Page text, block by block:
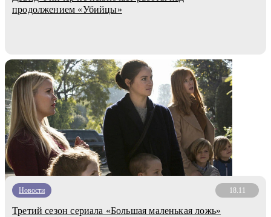
продолжением «Убийцы»
Новости 18.11
Третий сезон сериала «Большая маленькая ложь»